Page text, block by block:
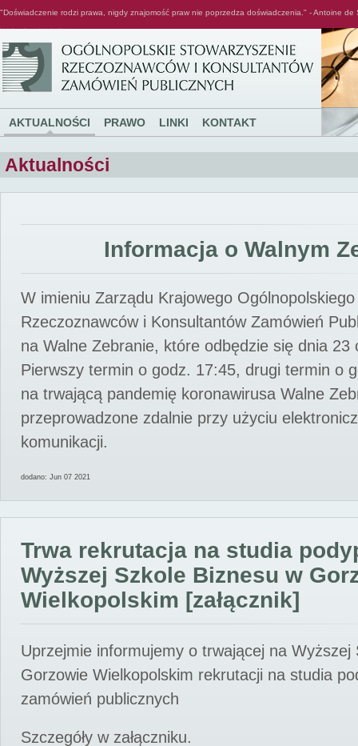
"Doświadczenie rodzi prawa, nigdy znajomość praw nie poprzedza doświadczenia." - Antoine de
AKTUALNOŚCI PRAWO LINKI KONTAKT
Aktualności
Informacja o Walnym
W imieniu Zarządu Krajowego
Rzeczoznawców i Konsultantów Zamówień
na Walne Zebranie, które odbędzie się dnia 23
Pierwszy termin o godz. 17:45, drugi termin o
na trwającą pandemię koronawirusa Walne
przeprowadzone zdalnie przy użyciu
komunikacji.
dodano: Jun 07 2021
Trwa rekrutacja na studia
Wyższej Szkole Biznesu w
Wielkopolskim [załącznik]
Uprzejmie informujemy o trwającej na Wyższej
Gorzowie Wielkopolskim rekrutacji na studia
zamówień publicznych
Szczegóły w załączniku.